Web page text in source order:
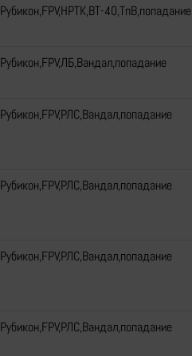
Рубикон,FPV,НРТК,ВТ-40,ТпВ,попадание
Рубикон,FPV,ЛБ,Вандал,попадание
Рубикон,FPV,РЛС,Вандал,попадание
Рубикон,FPV,РЛС,Вандал,попадание
Рубикон,FPV,РЛС,Вандал,попадание
Рубикон,FPV,РЛС,Вандал,попадание